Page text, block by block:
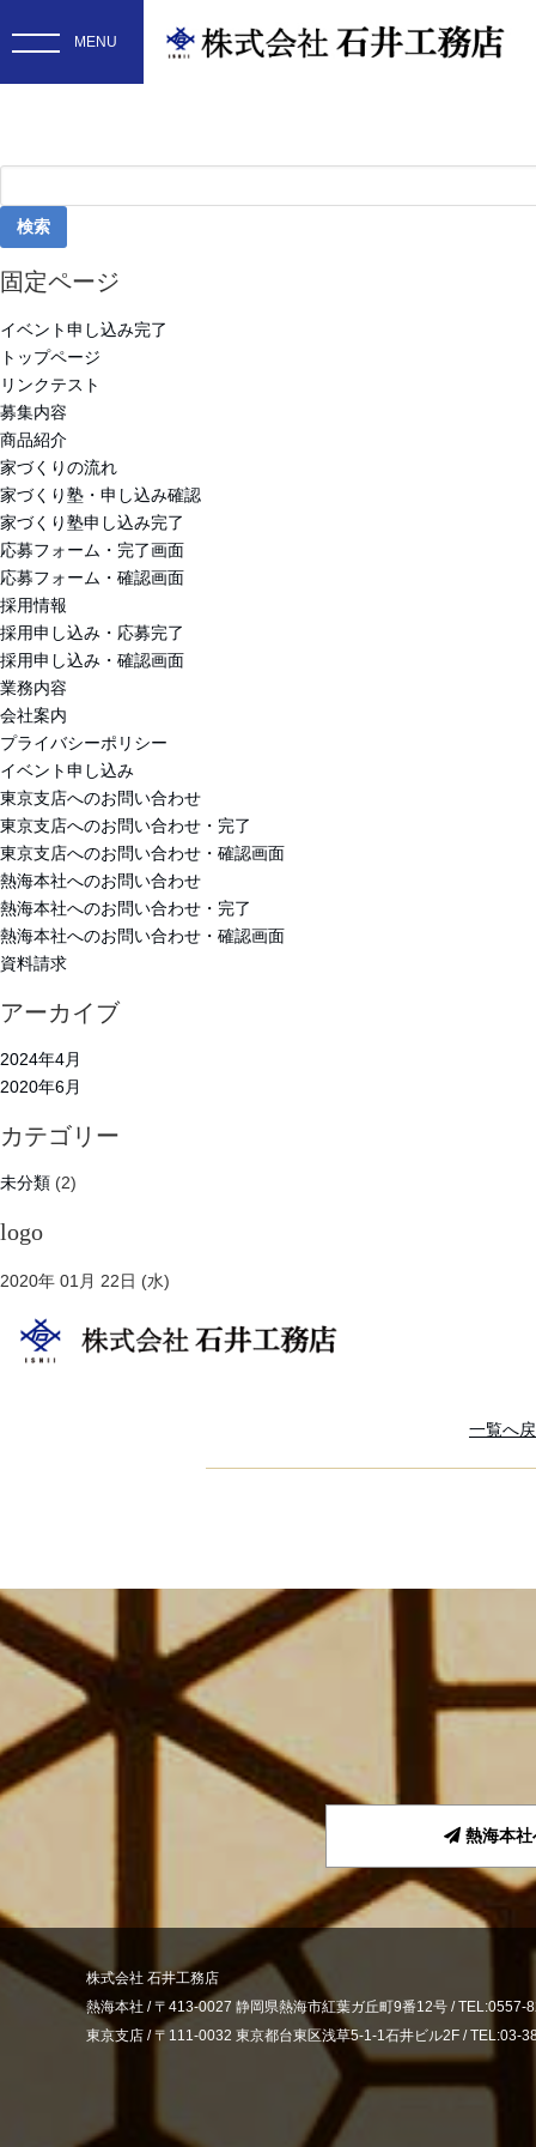
索:
固定ページ
イベント申し込み完了
トップページ
リンクテスト
募集内容
商品紹介
家づくりの流れ
家づくり塾・申し込み確認
家づくり塾申し込み完了
応募フォーム・完了画面
応募フォーム・確認画面
採用情報
採用申し込み・応募完了
採用申し込み・確認画面
業務内容
会社案内
プライバシーポリシー
イベント申し込み
東京支店へのお問い合わせ
東京支店へのお問い合わせ・完了
東京支店へのお問い合わせ・確認画面
熱海本社へのお問い合わせ
熱海本社へのお問い合わせ・完了
熱海本社へのお問い合わせ・確認画面
資料請求
アーカイブ
2024年4月
2020年6月
カテゴリー
未分類 (2)
logo
2020年 01月 22日 (水)
一覧へ
熱海本
株式会社 石井工務店
熱海本社 /〒413-0027 静岡県熱海市紅葉ガ丘町9番12号 /TEL:0557-
東京支店 /〒111-0032 東京都台東区浅草5-1-1石井ビル2F /TEL:03-